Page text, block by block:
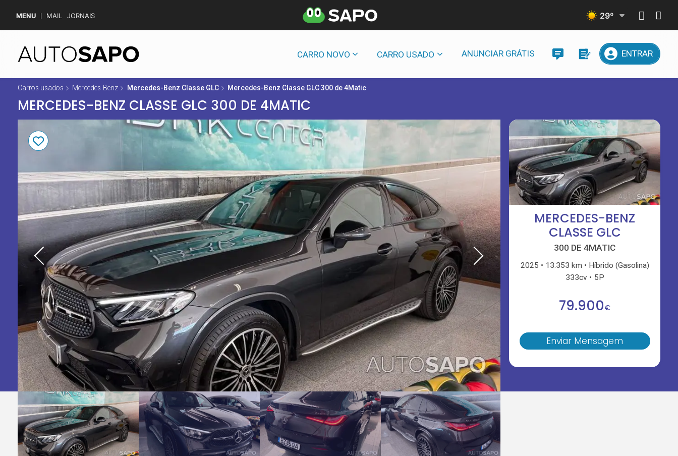
MENU MAIL JORNAIS 29º
CARRO NOVO CARRO USADO ANUNCIAR GRÁTIS ENTRAR
Carros usados Mercedes-Benz Mercedes-Benz Classe GLC Mercedes-Benz Classe GLC 300 de 4Matic
MERCEDES-BENZ CLASSE GLC 300 DE 4MATIC
MERCEDES-BENZ
CLASSE GLC
300 DE 4MATIC
2025 13.353 km
Híbrido (Gasolina)
333cv
5P
79.900€
Enviar Mensagem